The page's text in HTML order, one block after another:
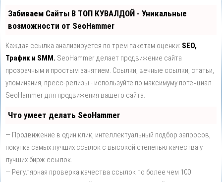
Забиваем Сайты В ТОП КУВАЛДОЙ - Уникальные
возможности от SeoHammer
Каждая ссылка анализируется по трем пакетам оценки: SEO,
Трафик и SMM. SeoHammer делает продвижение сайта
прозрачным и простым занятием. Ссылки, вечные ссылки, статьи,
упоминания, пресс-релизы - используйте по максимуму потенциал
SeoHammer для продвижения вашего сайта.
Что умеет делать SeoHammer
— Продвижение в один клик, интеллектуальный подбор запросов,
покупка самых лучших ссылок с высокой степенью качества у
лучших бирж ссылок.
— Регулярная проверка качества ссылок по более чем 100